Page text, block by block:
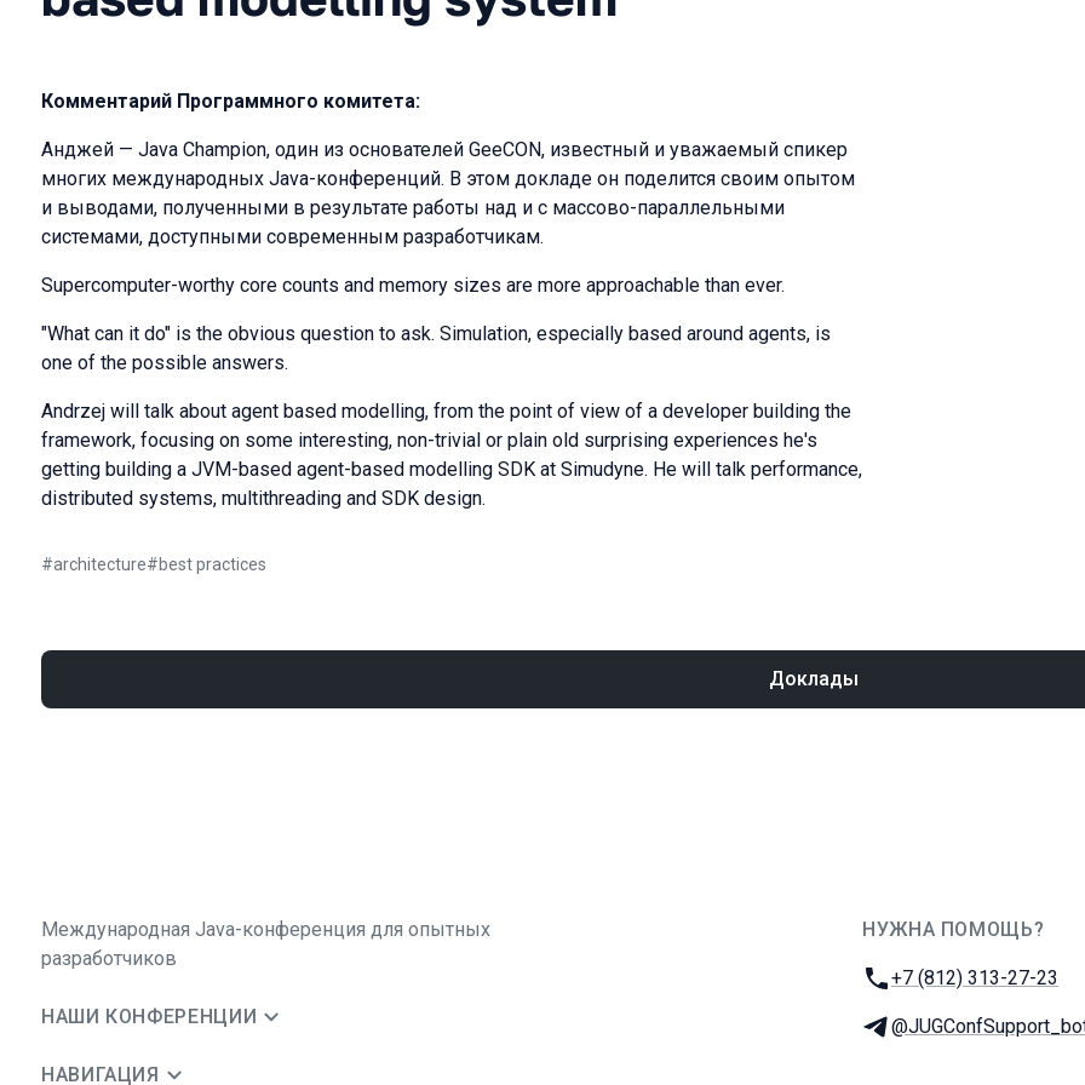
Комментарий Программного комитета:
Анджей — Java Champion, один из основателей GeeCON, известный и уважаемый спикер
многих международных Java-конференций. В этом докладе он поделится своим опытом
и выводами, полученными в результате работы над и с массово-параллельными
системами, доступными современным разработчикам.
Supercomputer-worthy core counts and memory sizes are more approachable than ever.
"What can it do" is the obvious question to ask. Simulation, especially based around agents, is
one of the possible answers.
Andrzej will talk about agent based modelling, from the point of view of a developer building the
framework, focusing on some interesting, non-trivial or plain old surprising experiences he's
getting building a JVM-based agent-based modelling SDK at Simudyne. He will talk performance,
distributed systems, multithreading and SDK design.
#architecture#best practices
Доклады
Международная Java-конференция для опытных
разработчиков
НАШИ КОНФЕРЕНЦИИ
НАВИГАЦИЯ
НУЖНА ПОМОЩЬ?
Телефон:
+7 (812) 313-27-23
Телеграм: